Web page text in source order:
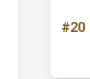
#20